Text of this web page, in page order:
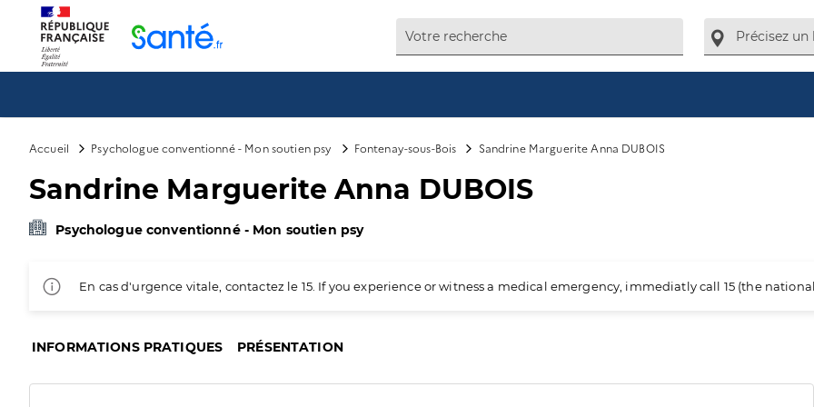
Accueil Psychologue conventionné - Mon soutien psy Fontenay-sous-Bois Sandrine Marguerite Anna DUBOIS
Sandrine Marguerite Anna DUBOIS
Psychologue conventionné - Mon soutien psy
En cas d'urgence vitale, contactez le 15. If you experience or witness a medical emergency, immediatly call 15 (the
INFORMATIONS PRATIQUES PRÉSENTATION
Panneau de gestion des cookies